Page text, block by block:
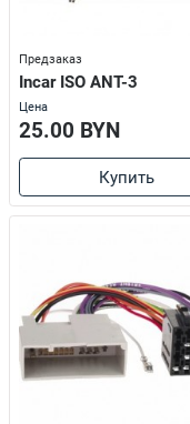
Предзаказ
Incar ISO ANT-3
Цена
25.00 BYN
Купить